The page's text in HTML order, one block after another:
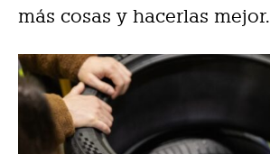
más cosas y hacerlas mejor.